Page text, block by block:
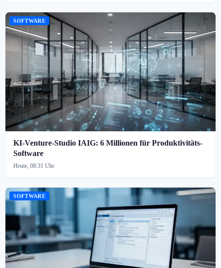
SOFTWARE
KI-Venture-Studio IAIG: 6 Millionen für Produktivitäts-
Software
Heute, 08:31 Uhr
SOFTWARE